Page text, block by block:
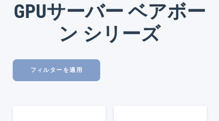
GPUサーバー ベアボー
ン シリーズ
フィルターを適用